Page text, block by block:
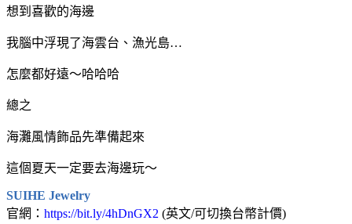
想到喜歡的海邊
我腦中浮現了海雲台、漁光島…
怎麼都好遠～哈哈哈
總之
海灘風情飾品先準備起來
這個夏天一定要去海邊玩～
SUIHE Jewelry
官網： https://bit.ly/4hDnGX2 (英文/可切換台幣計價)